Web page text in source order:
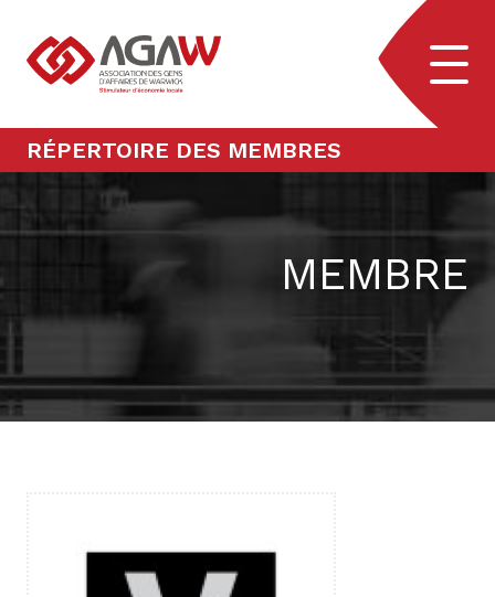
RÉPERTOIRE DES MEMBRES
MEMBRE